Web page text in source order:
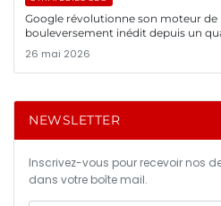
Google révolutionne son moteur de
bouleversement inédit depuis un
26 mai 2026
NEWSLETTER
Inscrivez-vous pour recevoir nos
dans votre boîte mail.